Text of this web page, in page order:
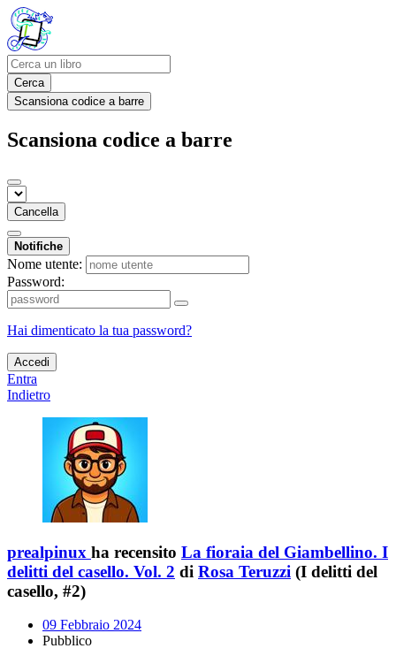
Cerca
Scansiona codice a barre
Scansiona codice a barre
Cancella
Notifiche
Nome utente:
Password:
Hai dimenticato la tua password?
Accedi
Entra
Indietro
prealpinux ha recensito La fioraia del Giambellino. I
delitti del casello. Vol. 2 di Rosa Teruzzi (I delitti del
casello, #2)
09 Febbraio 2024
Pubblico